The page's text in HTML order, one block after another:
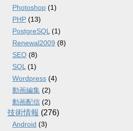
Photoshop (1)
PHP (13)
PostgreSQL (1)
Renewal2009 (8)
SEO (8)
SQL (1)
Wordpress (4)
動画編集 (2)
動画配信 (2)
技術情報 (276)
Android (3)